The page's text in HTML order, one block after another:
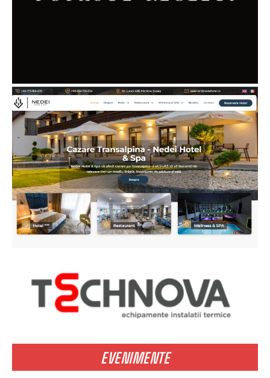
EVENIMENTE